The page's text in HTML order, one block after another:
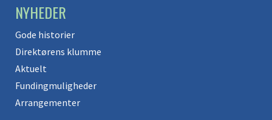
NYHEDER
Gode historier
Direktørens klumme
Aktuelt
Fundingmuligheder
Arrangementer